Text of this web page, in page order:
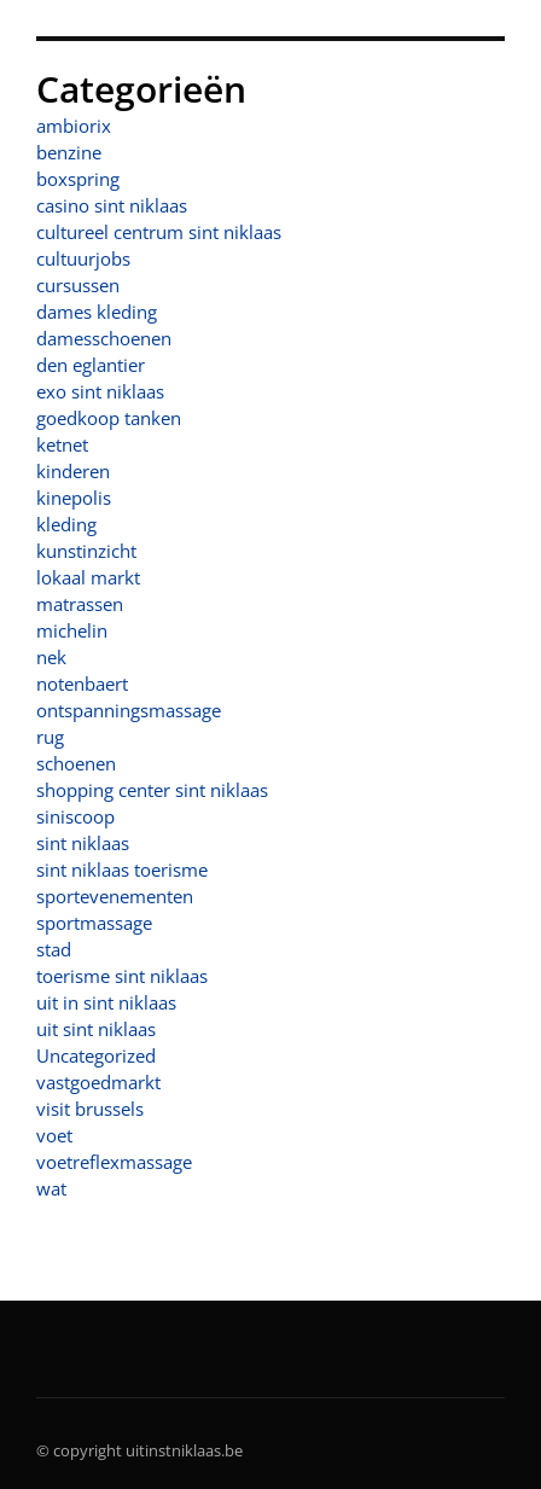
Categorieën
ambiorix
benzine
boxspring
casino sint niklaas
cultureel centrum sint niklaas
cultuurjobs
cursussen
dames kleding
damesschoenen
den eglantier
exo sint niklaas
goedkoop tanken
ketnet
kinderen
kinepolis
kleding
kunstinzicht
lokaal markt
matrassen
michelin
nek
notenbaert
ontspanningsmassage
rug
schoenen
shopping center sint niklaas
siniscoop
sint niklaas
sint niklaas toerisme
sportevenementen
sportmassage
stad
toerisme sint niklaas
uit in sint niklaas
uit sint niklaas
Uncategorized
vastgoedmarkt
visit brussels
voet
voetreflexmassage
wat
© copyright uitinstniklaas.be